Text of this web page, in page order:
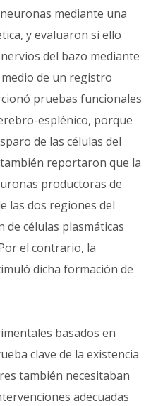
mediante una
y evaluaron si ello
del bazo mediante
de un registro
pruebas funcionales
esplénico, porque
de las células del
reportaron que la
productoras de
las dos regiones del
células plasmáticas
el contrario, la
dicha formación de
basados en
clave de la existencia
también necesitaban
adecuadas